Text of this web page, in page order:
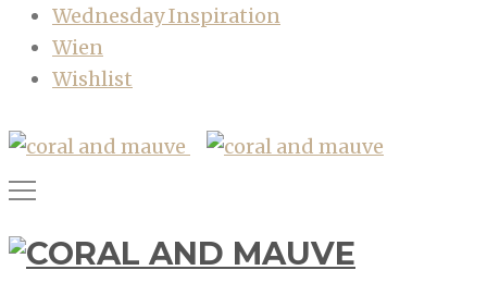
Wednesday Inspiration
Wien
Wishlist